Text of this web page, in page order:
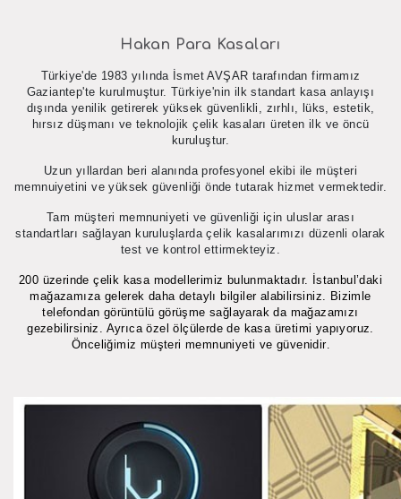
Hakan Para Kasaları
Türkiye'de 1983 yılında İsmet AVŞAR tarafından firmamız
Gaziantep'te kurulmuştur. Türkiye'nin ilk standart kasa anlayışı
dışında yenilik getirerek yüksek güvenlikli, zırhlı, lüks, estetik,
hırsız düşmanı ve teknolojik çelik kasaları üreten ilk ve öncü
kuruluştur.
Uzun yıllardan beri alanında profesyonel ekibi ile müşteri
memnuiyetini ve yüksek güvenliği önde tutarak hizmet vermektedir.
Tam müşteri memnuniyeti ve güvenliği için uluslar arası
standartları sağlayan kuruluşlarda çelik kasalarımızı düzenli olarak
test ve kontrol ettirmekteyiz.
200 üzerinde çelik kasa modellerimiz bulunmaktadır. İstanbul’daki
mağazamıza gelerek daha detaylı bilgiler alabilirsiniz. Bizimle
telefondan görüntülü görüşme sağlayarak da mağazamızı
gezebilirsiniz. Ayrıca özel ölçülerde de kasa üretimi yapıyoruz.
Önceliğimiz müşteri memnuniyeti ve güvenidir.